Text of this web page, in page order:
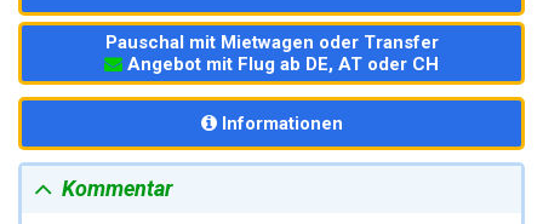
Pauschal mit Mietwagen oder Transfer
Angebot mit Flug ab DE, AT oder CH
Informationen
Kommentar